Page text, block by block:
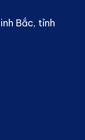
Bắc, tỉnh